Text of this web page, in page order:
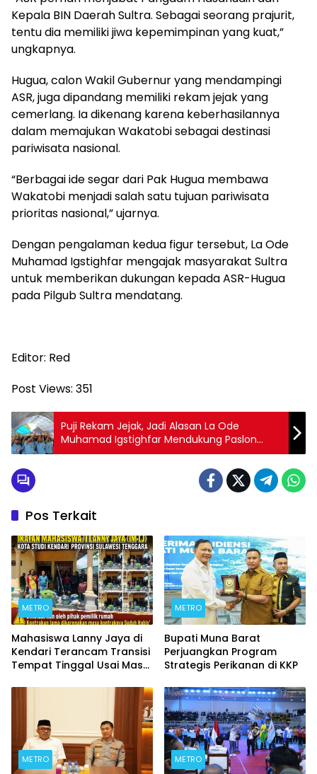
Kepala BIN Daerah Sultra. Sebagai seorang prajurit,
tentu dia memiliki jiwa kepemimpinan yang kuat,”
ungkapnya.
Hugua, calon Wakil Gubernur yang mendampingi
ASR, juga dipandang memiliki rekam jejak yang
cemerlang. Ia dikenang karena keberhasilannya
dalam memajukan Wakatobi sebagai destinasi
pariwisata nasional.
“Berbagai ide segar dari Pak Hugua membawa
Wakatobi menjadi salah satu tujuan pariwisata
prioritas nasional,” ujarnya.
Dengan pengalaman kedua figur tersebut, La Ode
Muhamad Igstighfar mengajak masyarakat Sultra
untuk memberikan dukungan kepada ASR-Hugua
pada Pilgub Sultra mendatang.
Editor: Red
Post Views: 351
Puji Rekam Jejak, Jadi Alasan La Ode
Muhamad Igstighfar Mendukung Paslon
ASR-Hugua
Pos Terkait
METRO
Mahasiswa Lanny Jaya di
Kendari Terancam Transisi
Tempat Tinggal Usai Masa
METRO
Bupati Muna Barat
Perjuangkan Program
Strategis Perikanan di KKP
METRO METRO